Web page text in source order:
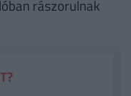
rászorulnak